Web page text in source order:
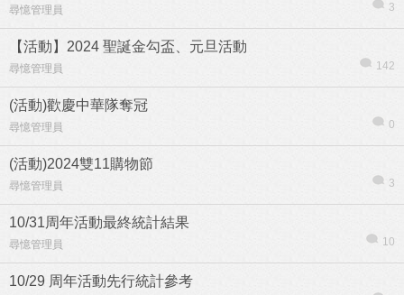
尋憶管理員 3
【活動】2024 聖誕金勾盃、元旦活動
尋憶管理員 142
(活動)歡慶中華隊奪冠
尋憶管理員 0
(活動)2024雙11購物節
尋憶管理員 3
10/31周年活動最終統計結果
尋憶管理員 10
10/29 周年活動先行統計參考